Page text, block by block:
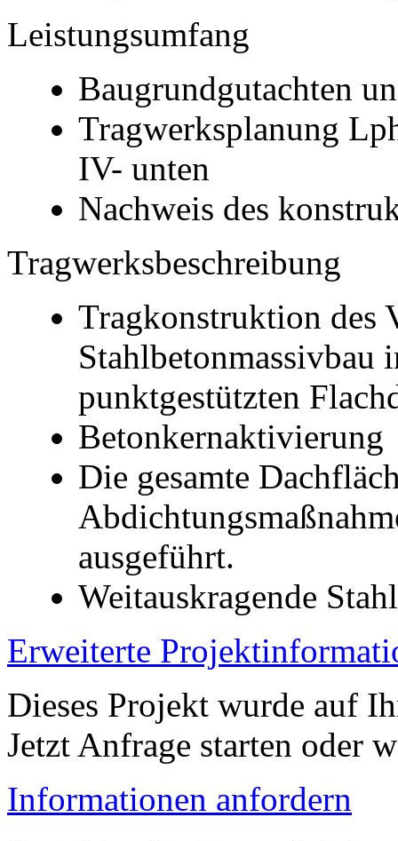
Leistungsumfang
Baugrundgutachten
Tragwerksplanung
IV- unten
Nachweis des
Tragwerksbeschreibung
Tragkonstruktion des
Stahlbetonmassivbau
punktgestützten
Betonkernaktivierung
Die gesamte
ausgeführt.
Weitauskragende
Erweiterte
Dieses Projekt wurde auf
Jetzt Anfrage starten oder
Informationen anfordern